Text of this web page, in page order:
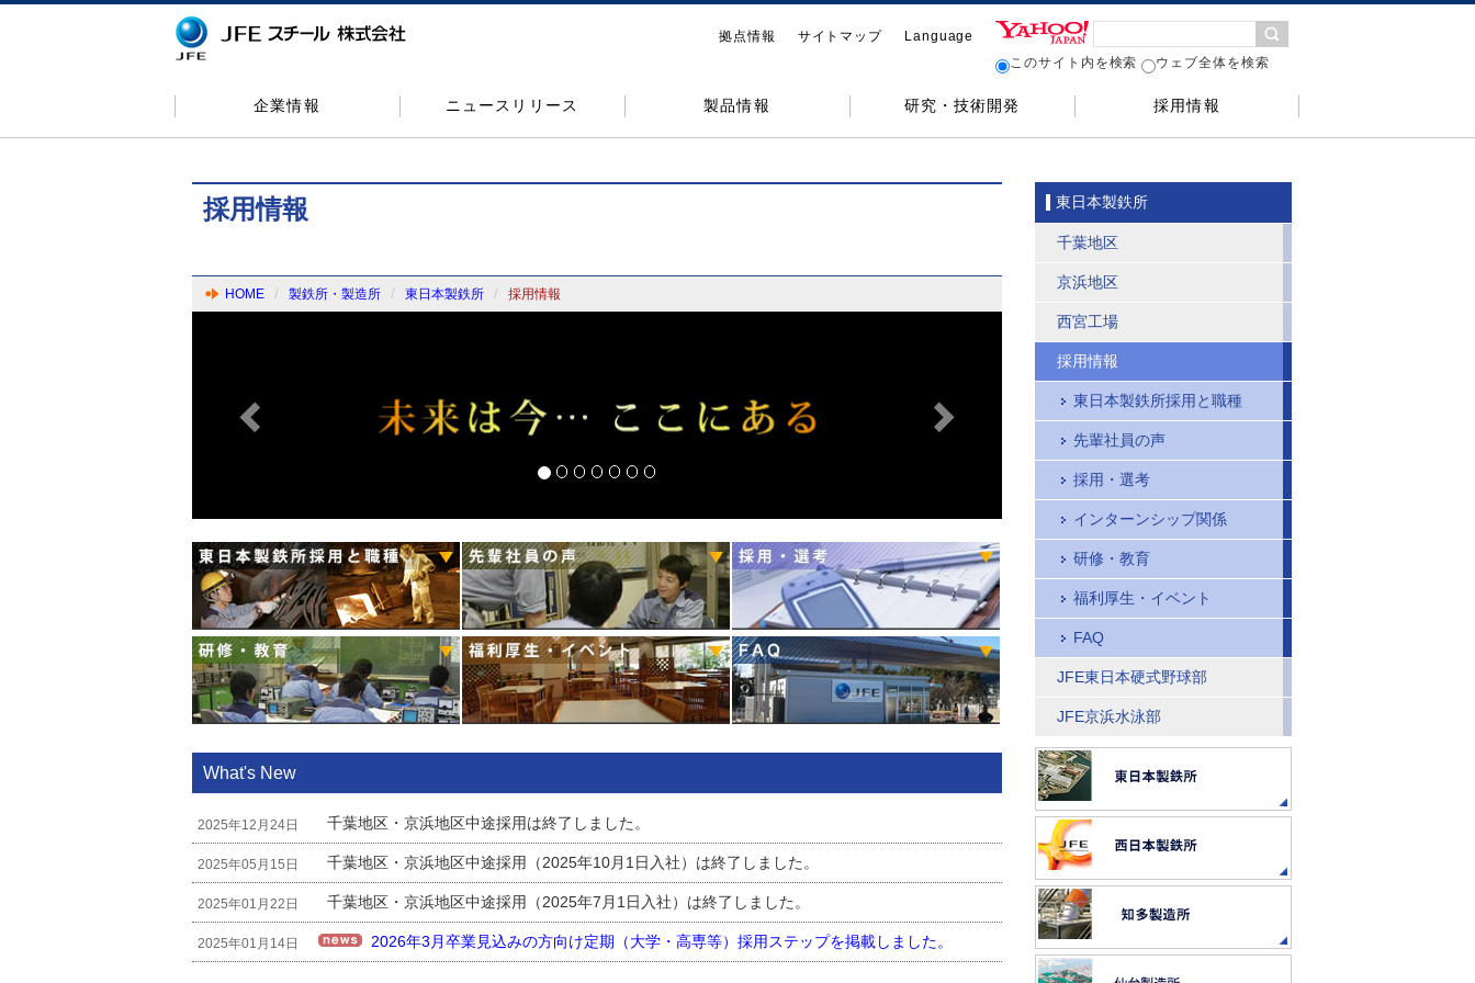
拠点情報 サイトマップ
Language
このサイト内を検索
ウェブ全体を検索
企業情報 ニュースリリース 製品情報 研究・技術開発 採用情報
採用情報
HOME 製鉄所・製造所 東日本製鉄所 採用情報
What's New
2025年12月24日 千葉地区・京浜地区中途採用は終了しました。
2025年05月15日 千葉地区・京浜地区中途採用（2025年10月1日入社）は終了しました。
2025年01月22日 千葉地区・京浜地区中途採用（2025年7月1日入社）は終了しました。
2025年01月14日 2026年3月卒業見込みの方向け定期（大学・高専等）採用ステップを掲載しました。
東日本製鉄所
千葉地区
京浜地区
西宮工場
採用情報
東日本製鉄所採用と職種
先輩社員の声
採用・選考
インターンシップ関係
研修・教育
福利厚生・イベント
FAQ
JFE東日本硬式野球部
JFE京浜水泳部